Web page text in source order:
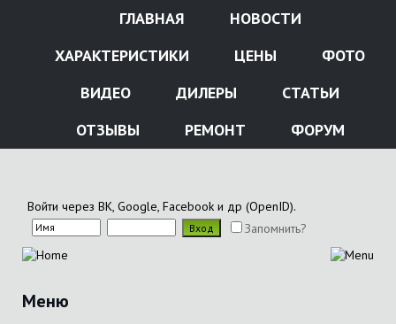
ГЛАВНАЯ
НОВОСТИ
ХАРАКТЕРИСТИКИ
ЦЕНЫ
ФОТО
ВИДЕО
ДИЛЕРЫ
СТАТЬИ
ОТЗЫВЫ
РЕМОНТ ФОРУМ
Войти через ВК, Google, Facebook и др (OpenID).
Запомнить?
Меню